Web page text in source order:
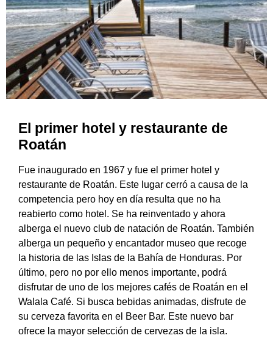
El primer hotel y restaurante de
Roatán
Fue inaugurado en 1967 y fue el primer hotel y
restaurante de Roatán. Este lugar cerró a causa de la
competencia pero hoy en día resulta que no ha
reabierto como hotel. Se ha reinventado y ahora
alberga el nuevo club de natación de Roatán. También
alberga un pequeño y encantador museo que recoge
la historia de las Islas de la Bahía de Honduras. Por
último, pero no por ello menos importante, podrá
disfrutar de uno de los mejores cafés de Roatán en el
Walala Café. Si busca bebidas animadas, disfrute de
su cerveza favorita en el Beer Bar. Este nuevo bar
ofrece la mayor selección de cervezas de la isla.